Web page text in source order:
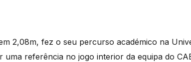
2,08m, fez o seu percurso académico na
uma referência no jogo interior da equipa do